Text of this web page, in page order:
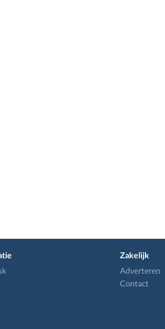
Zakelijk
Adverteren
Contact